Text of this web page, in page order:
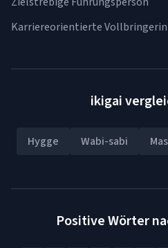
Karriereorientierte Vollbringerin
ikigai
Hygge Wabi-sabi
Positive Wörter